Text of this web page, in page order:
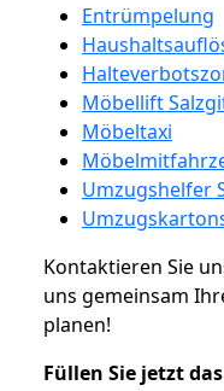
Entrümpelung
Möbellift
Möbeltaxi
Umzugshelfer
Kontaktieren Sie
uns gemeinsam
planen!
Füllen Sie jetzt